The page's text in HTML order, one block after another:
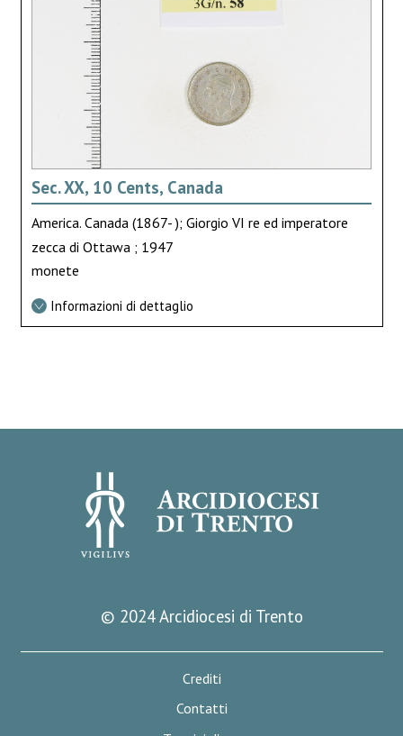
Sec. XX, 10 Cents, Canada
America. Canada (1867- ); Giorgio VI re ed imperatore
zecca di Ottawa ; 1947
monete
Informazioni di dettaglio
© 2024 Arcidiocesi di Trento
Crediti
Contatti